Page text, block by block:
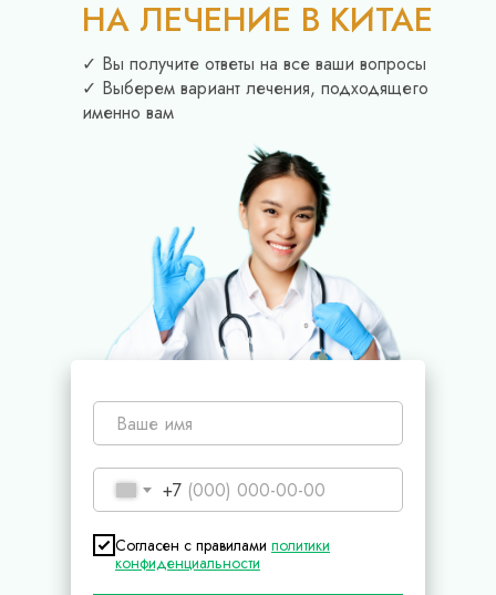
НА ЛЕЧЕНИЕ В КИТАЕ
✓ Вы получите ответы на все ваши вопросы
✓ Выберем вариант лечения, подходящего
именно вам
+7
Согласен с правилами политики
конфиденциальности